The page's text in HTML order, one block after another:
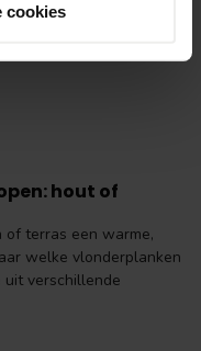
cookies
hout of
of terras een warme,
welke vlonderplanken
uit verschillende